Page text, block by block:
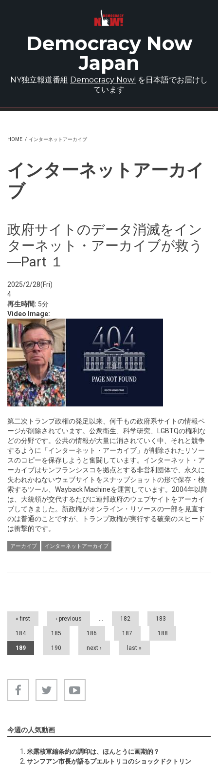
Democracy Now
Japan
NY独立報道番組 Democracy Now! を日本語でお届けし
ています
HOME / インターネットアーカイブ
インターネットアーカイ
ブ
政府サイトのデータ消滅をイン
ターネット・アーカイブが救う
―Part １
2025/2/28(Fri)
4
再生時間: 5分
Video Image:
第二次トランプ政権の発足以来、何千もの政府系サイトの情報ペ
ージが削除されています。公衆衛生、科学研究、LGBTQの権利な
どの分野です。公共の情報が大量に消されていく中、それと競争
するように「インターネット・アーカイブ」が削除されたリソー
スのコピーを保存しようと奮闘しています。インターネット・ア
ーカイブはサンフランシスコを拠点とする非営利団体で、永久に
失われかねないウェブサイトをスナップショットの形で保存・検
索するツール、Wayback Machineを運営しています。2004年以降
は、大統領が交代するたびに連邦政府のウェブサイトをアーカイ
ブしてきました。新政権がオンライン・リソースの一部を見直す
のは普通のことですが、トランプ政権が実行する破棄のスピード
は衝撃的です。
アーカイブ インターネットアーカイブ
Pages
« first ‹ previous … 182 183
184 185 186 187 188
189 190 next › last »
今週の人気動画
米露核軍縮条約の調印は、ほんとうに画期的？
サンフアン市長が語るプエルトリコのショックドクトリン